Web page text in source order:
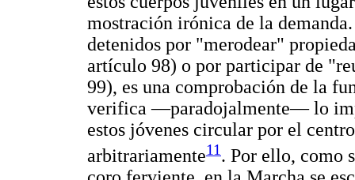
mostración irónica de la
detenidos por "merodear"
artículo 98) o por participar de
99), es una comprobación de la
verifica —paradojalmente— lo
estos jóvenes circular por el
arbitrariamente11. Por ello, como